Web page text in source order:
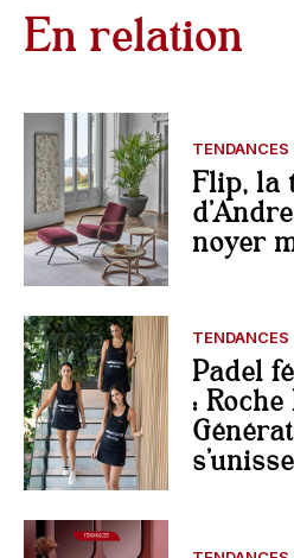
En relation
TENDANCES
Flip, la
noyer
TENDANCES
Padel
: